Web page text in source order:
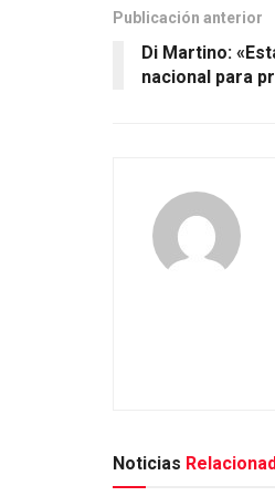
Publicación anterior
Di Martino:
nacional para
Noticias